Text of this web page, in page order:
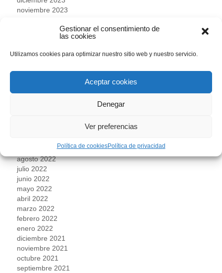
Gestionar el consentimiento de
las cookies
Utilizamos cookies para optimizar nuestro sitio web y nuestro servicio.
Aceptar cookies
Denegar
Ver preferencias
Política de cookiesPolítica de privacidad
noviembre 2023
septiembre 2023
mayo 2023
septiembre 2022
agosto 2022
julio 2022
junio 2022
mayo 2022
abril 2022
marzo 2022
febrero 2022
enero 2022
diciembre 2021
noviembre 2021
octubre 2021
septiembre 2021